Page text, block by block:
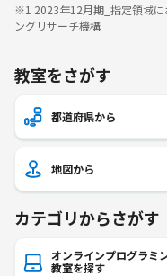
※1 2023年12月期_指定領域に
ングリサーチ機構
教室をさがす
都道府県から
地図から
カテゴリからさがす
オンラインプログラミ
教室を探す